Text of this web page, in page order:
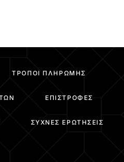
ΤΡΌΠΟΙ ΠΛΗΡΩΜΉΣ
ΕΠΙΣΤΡΟΦΈΣ
ΣΥΧΝΈΣ ΕΡΩΤΉΣΕΙΣ